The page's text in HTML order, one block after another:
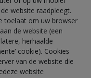
website raadpleegt.
toelaat om uw browser
de website (een
herhaalde
cookie). Cookies
van de website die
website